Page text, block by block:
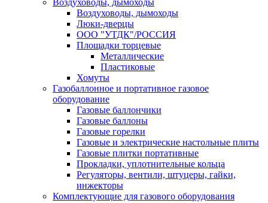
Воздуховоды, дымоходы
Воздуховоды, дымоходы
Люки-дверцы
ООО "УТДК"/РОССИЯ
Площадки торцевые
Металлические
Пластиковые
Хомуты
Газобаллонное и портативное газовое
оборудование
Газовые баллончики
Газовые баллоны
Газовые горелки
Газовые и электрические настольные плиты
Газовые плитки портативные
Прокладки, уплотнительные кольца
Регуляторы, вентили, штуцеры, гайки,
инжекторы
Комплектующие для газового оборудования